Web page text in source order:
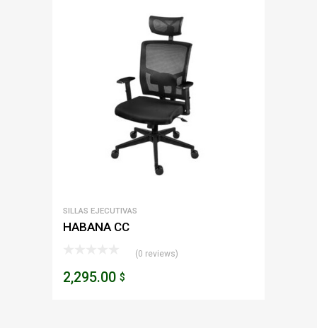
SILLAS EJECUTIVAS
HABANA CC
(0 reviews)
2,295.00 $